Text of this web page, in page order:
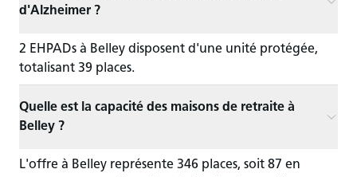
d'Alzheimer ?
2 EHPADs à Belley disposent d'une unité protégée,
totalisant 39 places.
Quelle est la capacité des maisons de retraite à
Belley ?
L'offre à Belley représente 346 places, soit 87 en